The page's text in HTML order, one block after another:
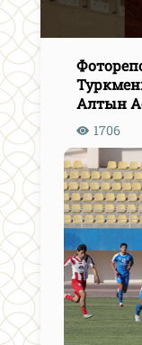
Алтын
1706